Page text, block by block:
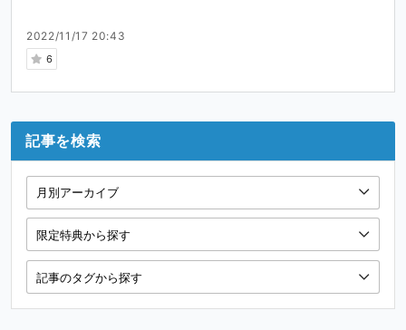
2022/11/17 20:43
6
記事を検索